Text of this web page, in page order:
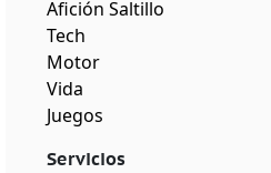
Afición Saltillo
Tech
Motor
Vida
Juegos
Servicios